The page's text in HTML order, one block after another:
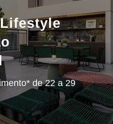
de 22 a 29